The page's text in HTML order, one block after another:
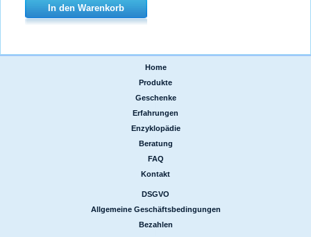
In den Warenkorb
Home
Produkte
Geschenke
Erfahrungen
Enzyklopädie
Beratung
FAQ
Kontakt
DSGVO
Allgemeine Geschäftsbedingungen
Bezahlen